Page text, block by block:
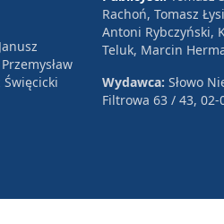
Rachoń, Tomasz
Antoni Rybczyński,
Teluk, Marcin
Wydawca: Słowo
Filtrowa 63 / 43, 02-